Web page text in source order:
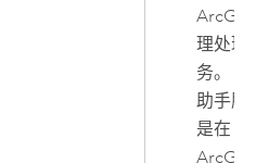
ArcGIS
理处理
务。
助手服
是在
ArcGIS